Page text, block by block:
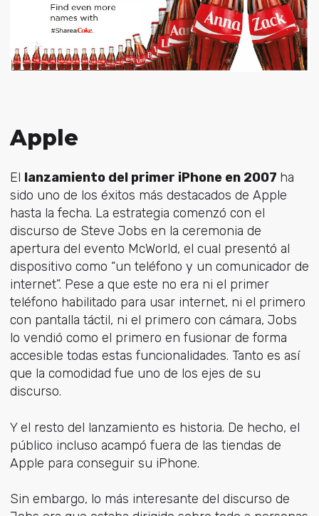
Apple
El lanzamiento del primer iPhone en 2007 ha
sido uno de los éxitos más destacados de Apple
hasta la fecha. La estrategia comenzó con el
discurso de Steve Jobs en la ceremonia de
apertura del evento McWorld, el cual presentó al
dispositivo como “un teléfono y un comunicador de
internet”. Pese a que este no era ni el primer
teléfono habilitado para usar internet, ni el primero
con pantalla táctil, ni el primero con cámara, Jobs
lo vendió como el primero en fusionar de forma
accesible todas estas funcionalidades. Tanto es así
que la comodidad fue uno de los ejes de su
discurso.
Y el resto del lanzamiento es historia. De hecho, el
público incluso acampó fuera de las tiendas de
Apple para conseguir su iPhone.
Sin embargo, lo más interesante del discurso de